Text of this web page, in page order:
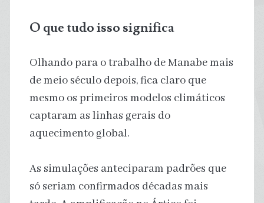
O que tudo isso significa
Olhando para o trabalho de Manabe mais
de meio século depois, fica claro que
mesmo os primeiros modelos climáticos
captaram as linhas gerais do
aquecimento global.
As simulações anteciparam padrões que
só seriam confirmados décadas mais